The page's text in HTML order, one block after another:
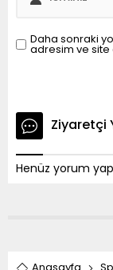
Daha sonraki
adresim ve site
Ziyaretçi
Henüz yorum
Anasayfa